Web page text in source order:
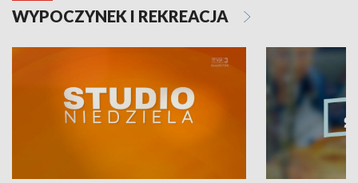
WYPOCZYNEK I REKREACJA